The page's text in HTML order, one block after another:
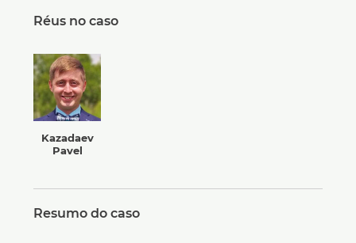
Réus no caso
Kazadaev
Pavel
Resumo do caso